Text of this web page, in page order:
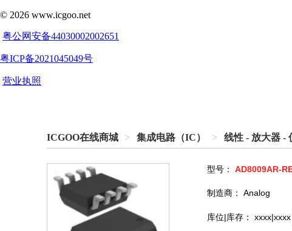
ICGOO在线商城 > 集成电路（IC） > 线性 - 放大器 -
型号： AD8009AR-
制造商： Analog
库位|库存： xxxx|xxxx